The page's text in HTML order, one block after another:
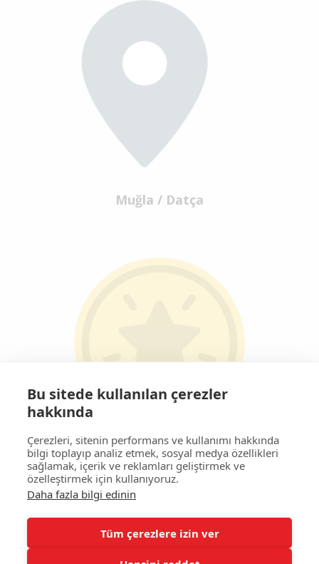
Muğla / Datça
Gold Standard
Uluslarası tescilli temiz enerji üreticisi
sertifikası
Bu sitede kullanılan çerezler
hakkında
Çerezleri, sitenin performans ve kullanımı hakkında
bilgi toplayıp analiz etmek, sosyal medya özellikleri
sağlamak, içerik ve reklamları geliştirmek ve
özelleştirmek için kullanıyoruz.
Daha fazla bilgi edinin
Tüm çerezlere izin ver